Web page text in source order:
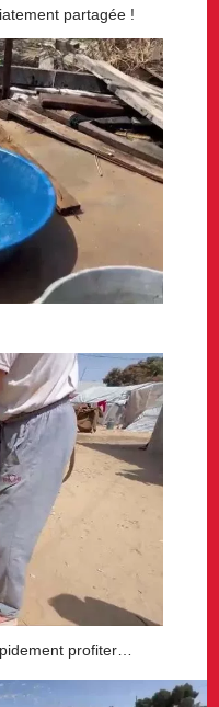
partagée !
profiter…